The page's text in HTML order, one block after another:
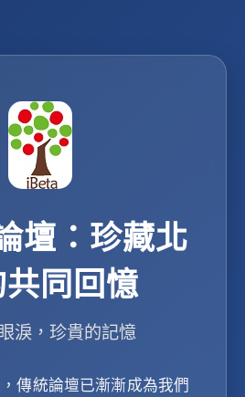
壇：珍藏北
同回憶
淚，珍貴的記憶
傳統論壇已漸漸成為我們